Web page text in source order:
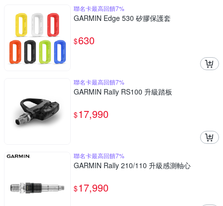
聯名卡最高回饋7%
GARMIN Edge 530 矽膠保護套
$630
聯名卡最高回饋7%
GARMIN Rally RS100 升級踏板
$17,990
聯名卡最高回饋7%
GARMIN Rally 210/110 升級感測軸心
$17,990